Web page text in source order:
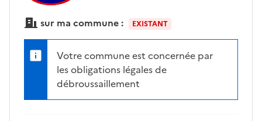
sur ma commune : EXISTANT
Votre commune est concernée par
les obligations légales de
débroussaillement